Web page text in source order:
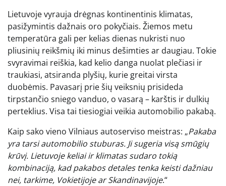
Lietuvoje vyrauja drėgnas kontinentinis klimatas,
pasižymintis dažnais oro pokyčiais. Žiemos metu
temperatūra gali per kelias dienas nukristi nuo
pliusinių reikšmių iki minus dešimties ar daugiau. Tokie
svyravimai reiškia, kad kelio danga nuolat plečiasi ir
traukiasi, atsiranda plyšių, kurie greitai virsta
duobėmis. Pavasarį prie šių veiksnių prisideda
tirpstančio sniego vanduo, o vasarą – karštis ir dulkių
perteklius. Visa tai tiesiogiai veikia automobilio pakabą.
Kaip sako vieno Vilniaus autoserviso meistras: „Pakaba
yra tarsi automobilio stuburas. Ji sugeria visą smūgių
krūvį. Lietuvoje keliai ir klimatas sudaro tokią
kombinaciją, kad pakabos detales tenka keisti dažniau
nei, tarkime, Vokietijoje ar Skandinavijoje.“